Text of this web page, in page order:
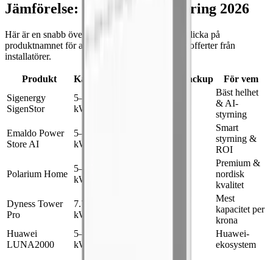
Jämförelse: Topp 5 batterilagring 2026
Här är en snabb översikt av specifikationerna. Klicka på
produktnamnet för att se hela faktabladet och få offerter från
installatörer.
Produkt Kapacitet Backup
För vem
Sigenergy
SigenStor
5–54
kWh
Bäst helhet
& AI-
styrning
Emaldo Power
Store AI
5–143
kWh
Smart
styrning &
ROI
Polarium Home
5–15
kWh
Premium &
nordisk
kvalitet
Dyness Tower
Pro
7.7–23
kWh
Mest
kapacitet per
krona
Huawei
LUNA2000
5–15
kWh
Huawei-
ekosystem